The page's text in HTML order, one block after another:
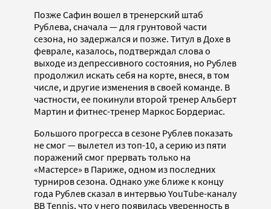
Позже Сафин вошел в тренерский штаб
Рублева, сначала — для грунтовой части
сезона, но задержался и позже. Титул в Дохе в
феврале, казалось, подтверждал слова о
выходе из депрессивного состояния, но Рублев
продолжил искать себя на корте, внеся, в том
числе, и другие изменения в своей команде. В
частности, ее покинули второй тренер Альберт
Мартин и фитнес-тренер Маркос Бордериас.
Большого прогресса в сезоне Рублев показать
не смог — вылетел из топ-10, а серию из пяти
поражений смог прервать только на
«Мастерсе» в Париже, одном из последних
турниров сезона. Однако уже ближе к концу
года Рублев сказал в интервью YouTube-каналу
BB Tennis, что у него появилась уверенность в